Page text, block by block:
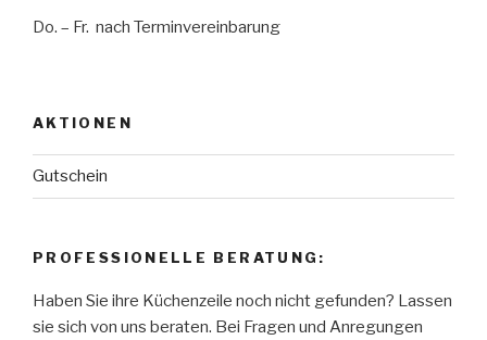
Do. – Fr. nach Terminvereinbarung
AKTIONEN
Gutschein
PROFESSIONELLE BERATUNG:
Haben Sie ihre Küchenzeile noch nicht gefunden? Lassen
sie sich von uns beraten. Bei Fragen und Anregungen